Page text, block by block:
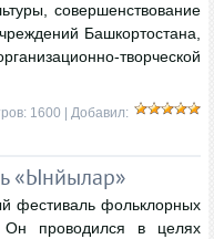
совершенствование
Башкортостана,
творческой
1600 | Добавил:
«Ынйылар»
фестиваль фольклорных
Он проводился в целях